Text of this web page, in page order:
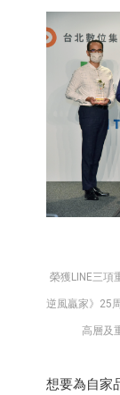
榮獲LINE三項
逆風贏家》25
高層及
想要為自家